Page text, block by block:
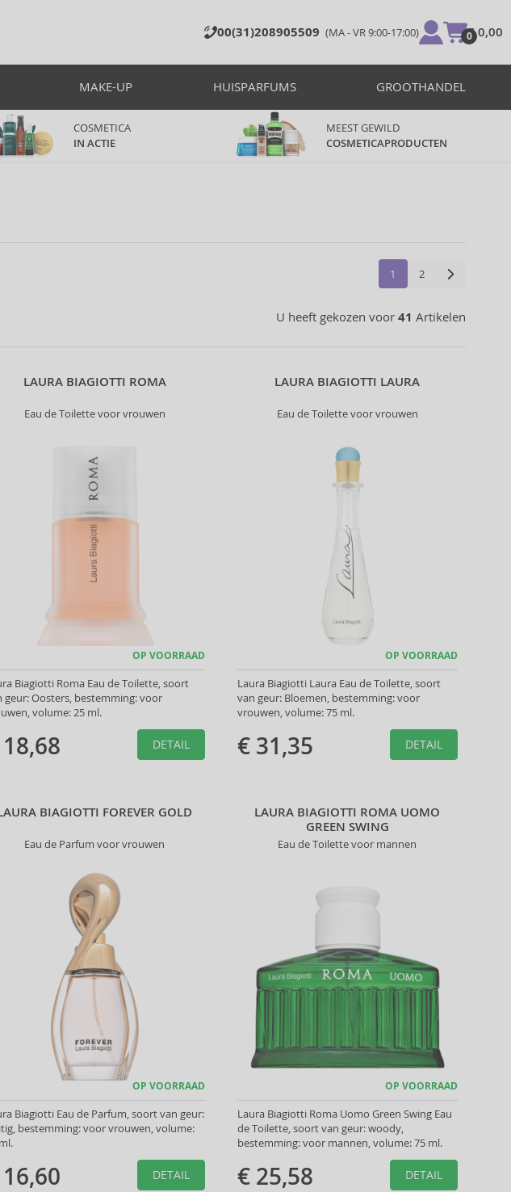
00(31)208905509 (MA - VR 9:00-17:00) 0
€ 0,00
MAKE-UP HUISPARFUMS GROOTHANDEL
COSMETICA
IN ACTIE
MEEST GEWILD
COSMETICAPRODUCTEN
1 2
U heeft gekozen voor 41 Artikelen
LAURA BIAGIOTTI ROMA
Eau de Toilette voor vrouwen
OP VOORRAAD
Biagiotti Roma Eau de Toilette, soort
geur: Oosters, bestemming: voor
volume: 25 ml.
DETAIL
LAURA BIAGIOTTI LAURA
Eau de Toilette voor vrouwen
OP VOORRAAD
Laura Biagiotti Laura Eau de Toilette, soort
van geur: Bloemen, bestemming: voor
vrouwen, volume: 75 ml.
€ 31,35 DETAIL
BIAGIOTTI FOREVER GOLD
Eau de Parfum voor vrouwen
OP VOORRAAD
Biagiotti Eau de Parfum, soort van geur:
bestemming: voor vrouwen, volume:
DETAIL
LAURA BIAGIOTTI ROMA UOMO
GREEN SWING
Eau de Toilette voor mannen
OP VOORRAAD
Laura Biagiotti Roma Uomo Green Swing Eau
de Toilette, soort van geur: woody,
bestemming: voor mannen, volume: 75 ml.
€ 25,58 DETAIL